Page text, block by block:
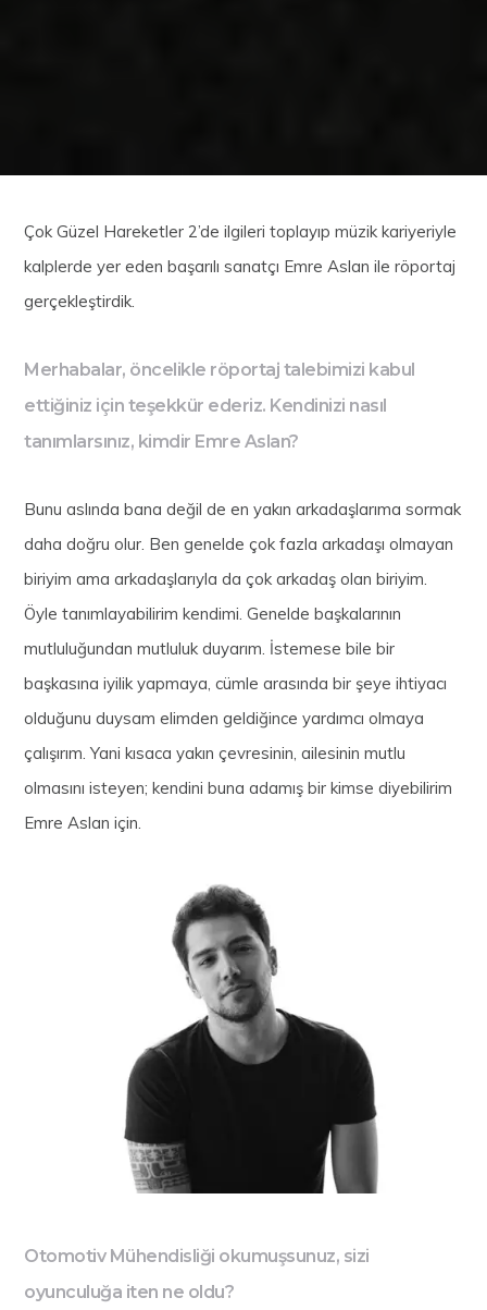
Çok Güzel Hareketler 2’de ilgileri toplayıp müzik kariyeriyle
kalplerde yer eden başarılı sanatçı Emre Aslan ile röportaj
gerçekleştirdik.
Merhabalar, öncelikle röportaj talebimizi kabul
ettiğiniz için teşekkür ederiz. Kendinizi nasıl
tanımlarsınız, kimdir Emre Aslan?
Bunu aslında bana değil de en yakın arkadaşlarıma sormak
daha doğru olur. Ben genelde çok fazla arkadaşı olmayan
biriyim ama arkadaşlarıyla da çok arkadaş olan biriyim.
Öyle tanımlayabilirim kendimi. Genelde başkalarının
mutluluğundan mutluluk duyarım. İstemese bile bir
başkasına iyilik yapmaya, cümle arasında bir şeye ihtiyacı
olduğunu duysam elimden geldiğince yardımcı olmaya
çalışırım. Yani kısaca yakın çevresinin, ailesinin mutlu
olmasını isteyen; kendini buna adamış bir kimse diyebilirim
Emre Aslan için.
Otomotiv Mühendisliği okumuşsunuz, sizi
oyunculuğa iten ne oldu?